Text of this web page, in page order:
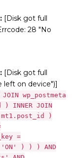
[Disk got full
28 "No
[Disk got full
left on device")]
JOIN wp_postmeta
INNER JOIN
mt1.post_id )
=
'ON' ) ) ) AND